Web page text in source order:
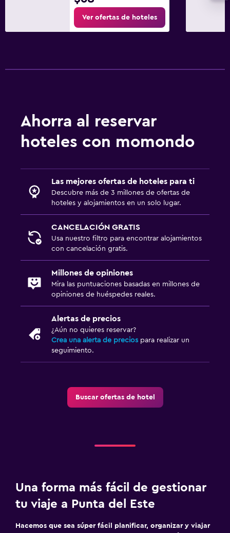
Ver ofertas de hoteles
Ahorra al reservar
hoteles con momondo
Las mejores ofertas de hoteles para ti
Descubre más de 3 millones de ofertas de
hoteles y alojamientos en un solo lugar.
CANCELACIÓN GRATIS
Usa nuestro filtro para encontrar alojamientos
con cancelación gratis.
Millones de opiniones
Mira las puntuaciones basadas en millones de
opiniones de huéspedes reales.
Alertas de precios
¿Aún no quieres reservar?
Crea una alerta de precios para realizar un
seguimiento.
Buscar ofertas de hotel
Una forma más fácil de gestionar
tu viaje a Punta del Este
Hacemos que sea súper fácil planificar, organizar y viajar